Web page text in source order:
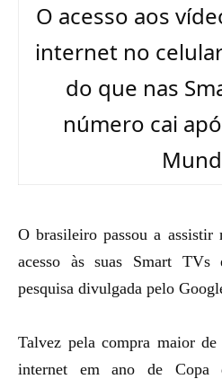
O acesso aos
internet no
do que nas
número cai
O brasileiro passou a
acesso às suas Smart
pesquisa divulgada pelo
Talvez pela compra maior de
internet em ano de